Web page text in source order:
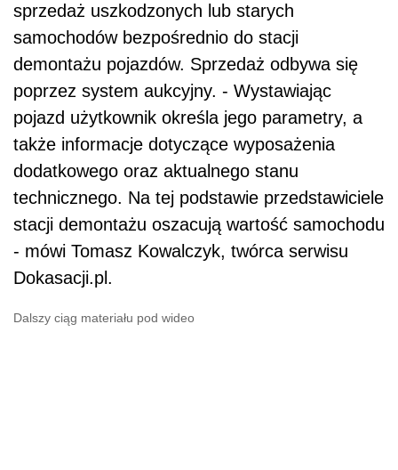
sprzedaż uszkodzonych lub starych
samochodów bezpośrednio do stacji
demontażu pojazdów. Sprzedaż odbywa się
poprzez system aukcyjny. - Wystawiając
pojazd użytkownik określa jego parametry, a
także informacje dotyczące wyposażenia
dodatkowego oraz aktualnego stanu
technicznego. Na tej podstawie przedstawiciele
stacji demontażu oszacują wartość samochodu
- mówi Tomasz Kowalczyk, twórca serwisu
Dokasacji.pl.
Dalszy ciąg materiału pod wideo